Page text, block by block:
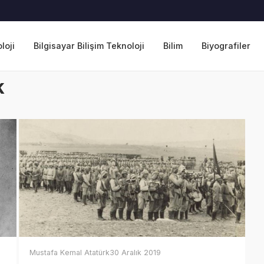
Bilgisayar Bilişim Teknoloji Bilim Biyografiler
Mustafa Kemal Atatürk30 Aralık 2019